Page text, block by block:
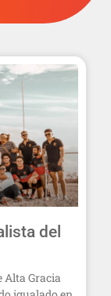
del
Alta Gracia